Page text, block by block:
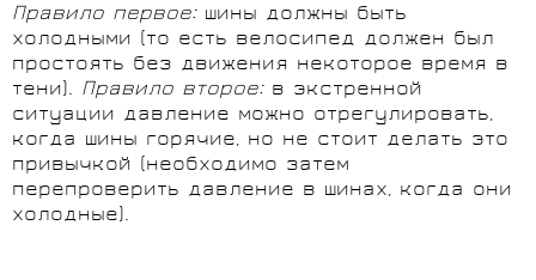
Правило первое: шины должны быть
холодными (то есть велосипед должен был
простоять без движения некоторое время в
тени). Правило второе:в экстренной
ситуации давление можно отрегулировать,
когда шины горячие, но не стоит делать это
привычкой (необходимо затем
перепроверить давление в шинах, когда они
холодные).